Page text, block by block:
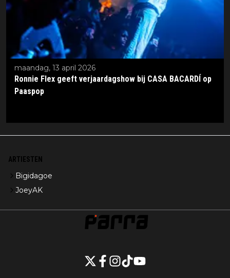
Ronnie Flex geeft verjaardagshow bij CASA BACARDÍ op
Paaspop
maandag, 13 april 2026
ARTIESTEN
Bigidagoe
JoeyAK